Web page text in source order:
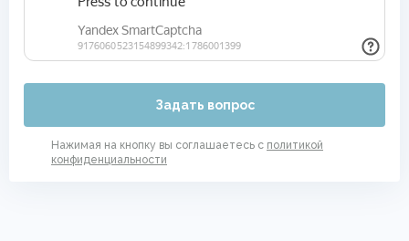
Задать вопрос
Нажимая на кнопку вы соглашаетесь с политикой
конфиденциальности